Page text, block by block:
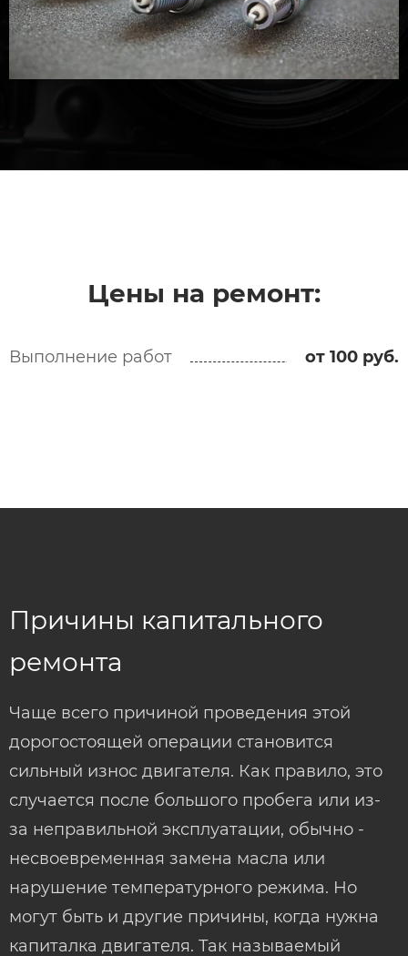
Цены на ремонт:
Выполнение работ от 100 руб.
Причины капитального
ремонта
Чаще всего причиной проведения этой
дорогостоящей операции становится
сильный износ двигателя. Как правило, это
случается после большого пробега или из-
за неправильной эксплуатации, обычно -
несвоевременная замена масла или
нарушение температурного режима. Но
могут быть и другие причины, когда нужна
капиталка двигателя. Так называемый